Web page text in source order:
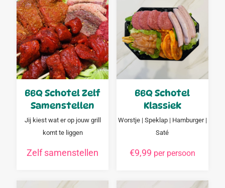
BBQ Schotel Zelf
Samenstellen
Jij kiest wat er op jouw grill
komt te liggen
Zelf samenstellen
BBQ Schotel
Klassiek
Worstje | Speklap | Hamburger |
Saté
€9,99 per persoon